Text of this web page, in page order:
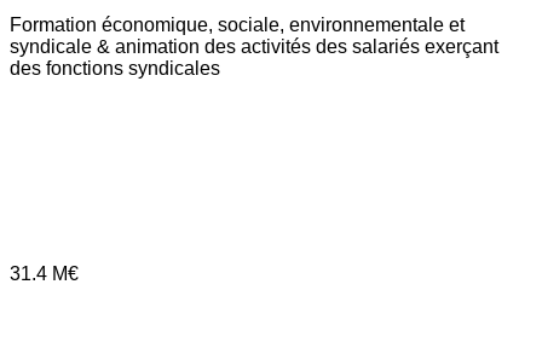
Formation économique, sociale, environnementale et
syndicale & animation des activités des salariés exerçant
des fonctions syndicales
31.4 M€